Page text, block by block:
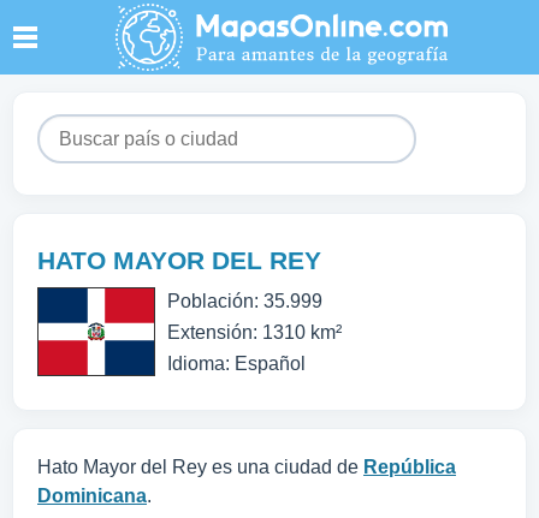
HATO MAYOR DEL REY
Población: 35.999
Extensión: 1310 km²
Idioma: Español
Hato Mayor del Rey es una ciudad de República
Dominicana.